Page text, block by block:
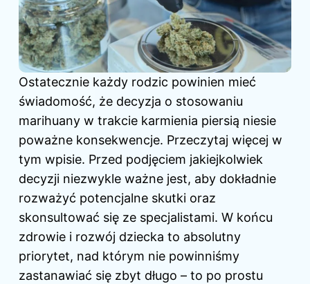
Ostatecznie każdy rodzic powinien mieć
świadomość, że decyzja o stosowaniu
marihuany w trakcie karmienia piersią niesie
poważne konsekwencje. Przeczytaj więcej w
tym wpisie. Przed podjęciem jakiejkolwiek
decyzji niezwykle ważne jest, aby dokładnie
rozważyć potencjalne skutki oraz
skonsultować się ze specjalistami. W końcu
zdrowie i rozwój dziecka to absolutny
priorytet, nad którym nie powinniśmy
zastanawiać się zbyt długo – to po prostu